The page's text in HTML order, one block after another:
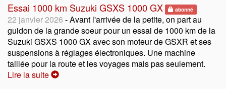
Essai 1000 km Suzuki GSXS 1000 GX abonné
22 janvier 2026 - Avant l'arrivée de la petite, on part au
guidon de la grande soeur pour un essai de 1000 km de la
Suzuki GSXS 1000 GX avec son moteur de GSXR et ses
suspensions à réglages électroniques. Une machine
taillée pour la route et les voyages mais pas seulement.
Lire la suite